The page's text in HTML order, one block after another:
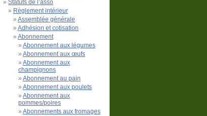
Statuts de l’asso
Règlement intérieur
Assemblée générale
Adhésion et cotisation
Abonnement
Abonnement aux légumes
Abonnement aux œufs
Abonnement aux
champignons
Abonnement au pain
Abonnement aux poulets
Abonnement aux
pommes/poires
Abonnements aux fromages